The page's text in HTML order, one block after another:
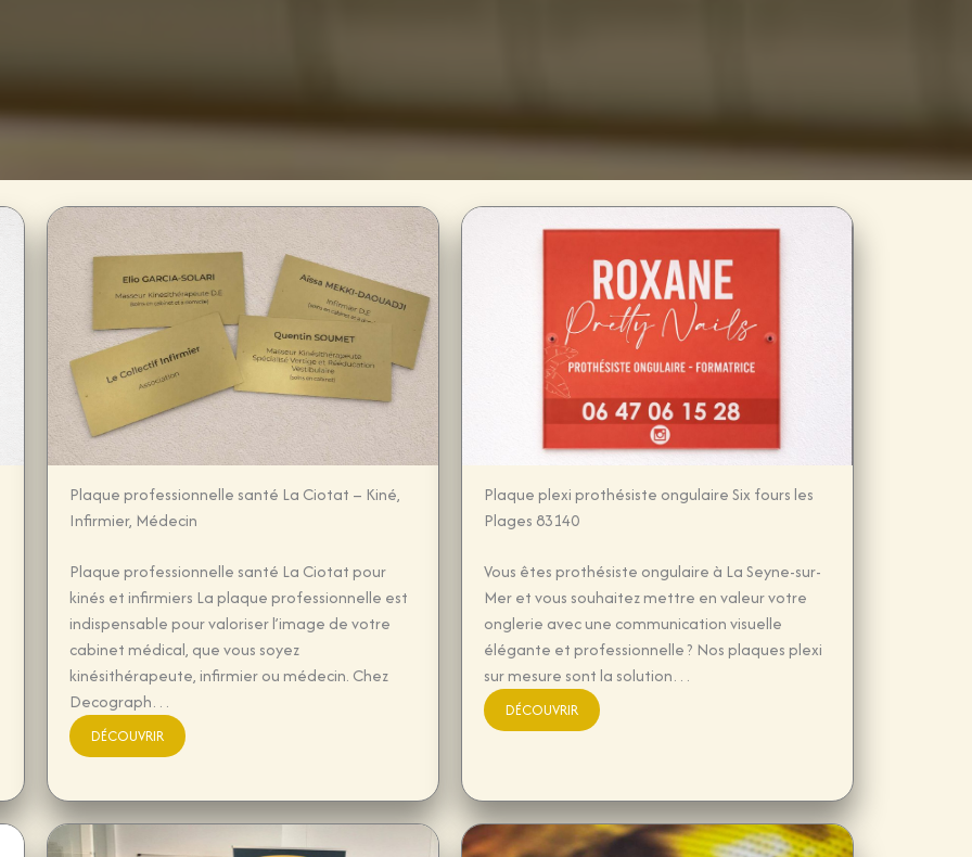
Plaque professionnelle santé La Ciotat – Kiné,
Infirmier, Médecin
Plaque professionnelle santé La Ciotat pour
kinés et infirmiers La plaque professionnelle est
indispensable pour valoriser l’image de votre
cabinet médical, que vous soyez
kinésithérapeute, infirmier ou médecin. Chez
Decograph…
DÉCOUVRIR
Plaque plexi prothésiste ongulaire Six fours les
Plages 83140
Vous êtes prothésiste ongulaire à La Seyne-sur-
Mer et vous souhaitez mettre en valeur votre
onglerie avec une communication visuelle
élégante et professionnelle ? Nos plaques plexi
sur mesure sont la solution…
DÉCOUVRIR